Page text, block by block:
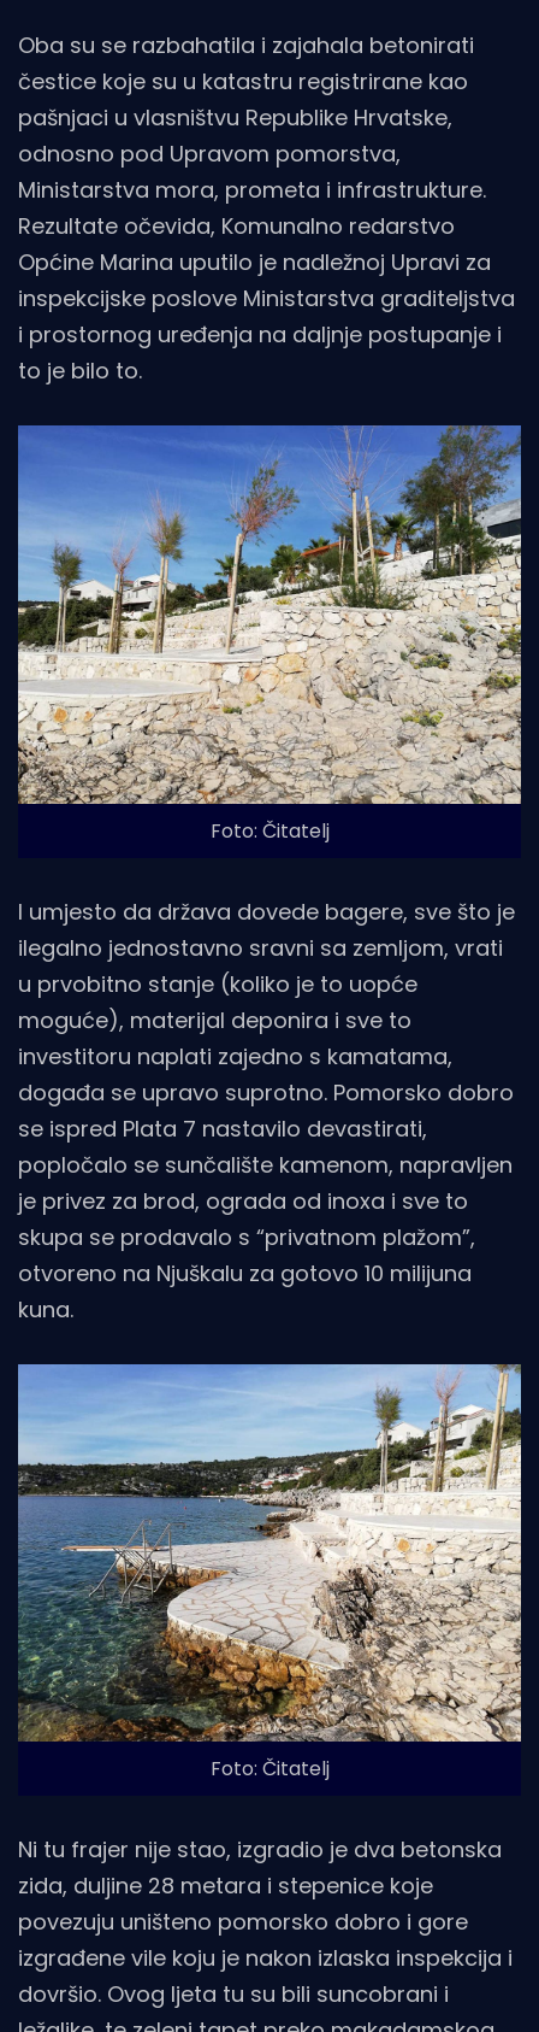
Oba su se razbahatila i zajahala betonirati
čestice koje su u katastru registrirane kao
pašnjaci u vlasništvu Republike Hrvatske,
odnosno pod Upravom pomorstva,
Ministarstva mora, prometa i infrastrukture.
Rezultate očevida, Komunalno redarstvo
Općine Marina uputilo je nadležnoj Upravi za
inspekcijske poslove Ministarstva graditeljstva
i prostornog uređenja na daljnje postupanje i
to je bilo to.
Foto: Čitatelj
I umjesto da država dovede bagere, sve što je
ilegalno jednostavno sravni sa zemljom, vrati
u prvobitno stanje (koliko je to uopće
moguće), materijal deponira i sve to
investitoru naplati zajedno s kamatama,
događa se upravo suprotno. Pomorsko dobro
se ispred Plata 7 nastavilo devastirati,
popločalo se sunčalište kamenom, napravljen
je privez za brod, ograda od inoxa i sve to
skupa se prodavalo s “privatnom plažom”,
otvoreno na Njuškalu za gotovo 10 milijuna
kuna.
Foto: Čitatelj
Ni tu frajer nije stao, izgradio je dva betonska
zida, duljine 28 metara i stepenice koje
povezuju uništeno pomorsko dobro i gore
izgrađene vile koju je nakon izlaska inspekcija i
dovršio. Ovog ljeta tu su bili suncobrani i